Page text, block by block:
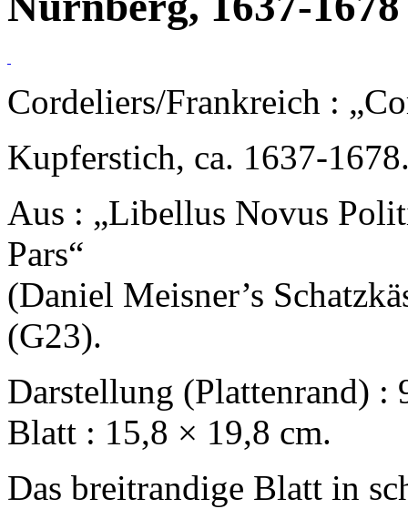
Cordeliers/Frankreich :
Kupferstich, ca. 1637-
Aus : „Libellus Novus
Pars“
(Daniel Meisner’s
(G23).
Darstellung (Plattenrand) :
Blatt : 15,8 × 19,8 cm.
Das breitrandige Blatt in